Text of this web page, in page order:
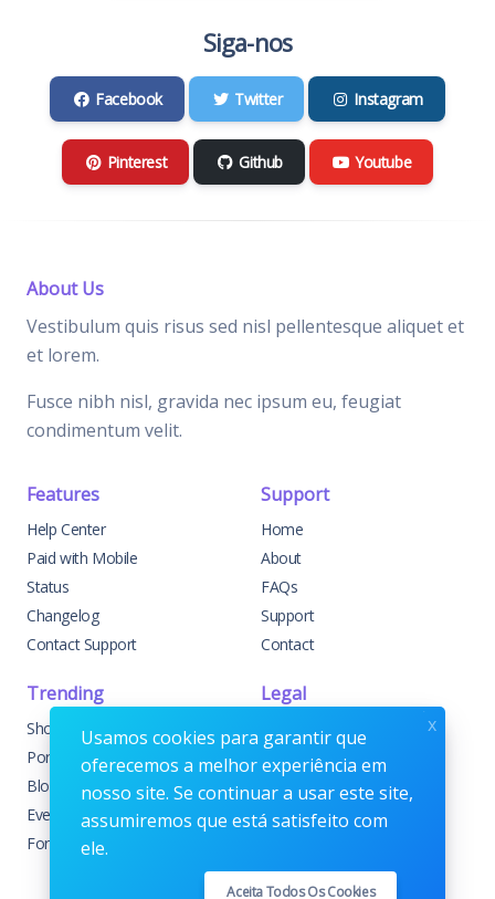
Siga-nos
Facebook Twitter Instagram
Pinterest Github Youtube
About Us
Vestibulum quis risus sed nisl pellentesque aliquet et
et lorem.
Fusce nibh nisl, gravida nec ipsum eu, feugiat
condimentum velit.
Features
Help Center
Paid with Mobile
Status
Changelog
Contact Support
Support
Home
About
FAQs
Support
Contact
Trending
Shop
Portfolio
Blog
Events
Forums
Legal
Knowledge Center
Custom Development
Sponsorships
Terms & Conditions
Usamos cookies para garantir que
oferecemos a melhor experiência em
nosso site. Se continuar a usar este site,
assumiremos que está satisfeito com
ele.
Aceita Todos Os Cookies
x